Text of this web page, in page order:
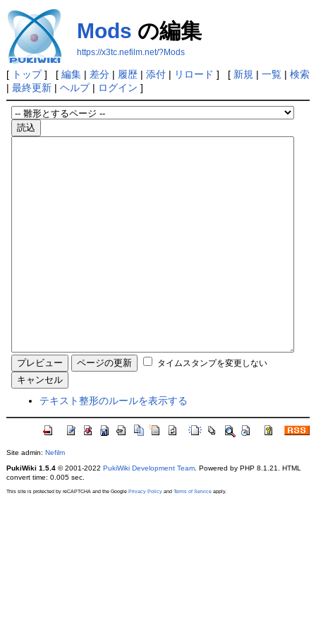
Mods の編集
https://x3tc.nefilm.net/?Mods
[ トップ] [ 編集| 差分| 履歴| 添付| リロード ] [ 新規 | 一覧| 検索
| 最終更新| ヘルプ| ログイン ]
タイムスタンプを変更しない
テキスト整形のルールを表示する
Site admin: Nefilm
PukiWiki 1.5.4© 2001-2022 PukiWiki Development Team. Powered by PHP 8.1.21. HTML
convert time: 0.005 sec.
This site is protected by reCAPTCHA and the Google Privacy Policyand Terms of Serviceapply.